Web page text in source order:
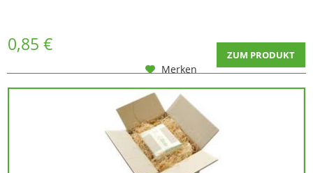
0,85 € ZUM PRODUKT
Merken